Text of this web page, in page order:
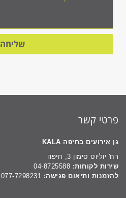
שליחה
פרטי קשר
גן אירועים בחיפה KALA
רח' יוליוס סימון 3, חיפה
שירות לקוחות:
להזמנות ותיאום פגישה: 077-7298231